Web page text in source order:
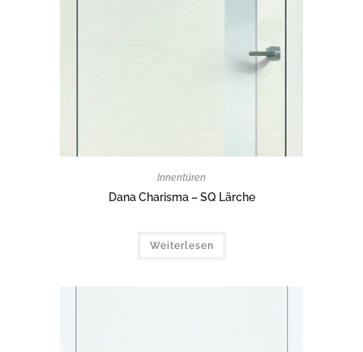
Innentüren
Dana Charisma – SQ Lärche
Weiterlesen